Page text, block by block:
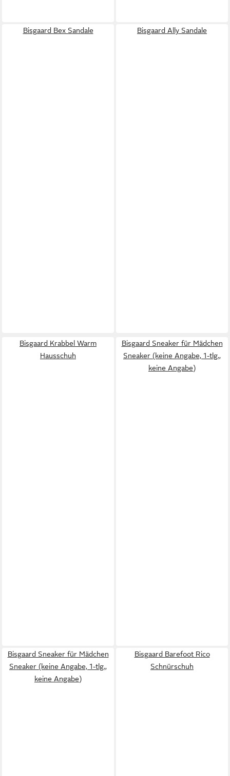
Bisgaard Bex Sandale Bisgaard Ally Sandale
Bisgaard Krabbel Warm
Hausschuh
Bisgaard Sneaker für Mädchen
Sneaker (keine Angabe, 1-tlg.,
keine Angabe)
Bisgaard Sneaker für Mädchen
Sneaker (keine Angabe, 1-tlg.,
keine Angabe)
Bisgaard Barefoot Rico
Schnürschuh